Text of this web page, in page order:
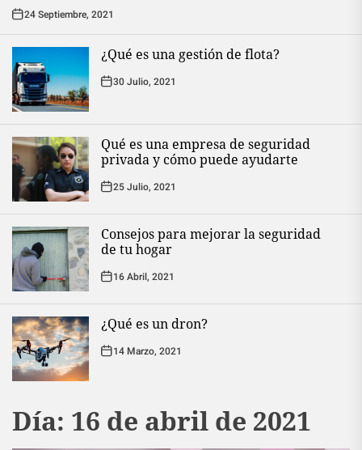
24 Septiembre, 2021
¿Qué es una gestión de flota?
30 Julio, 2021
Qué es una empresa de seguridad
privada y cómo puede ayudarte
25 Julio, 2021
Consejos para mejorar la seguridad
de tu hogar
16 Abril, 2021
¿Qué es un dron?
14 Marzo, 2021
Día: 16 de abril de 2021